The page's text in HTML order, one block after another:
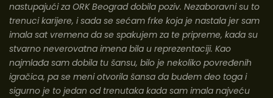
nastupajući za ORK Beograd dobila poziv. Nezaboravni su to
trenuci karijere, i sada se sećam frke koja je nastala jer sam
imala sat vremena da se spakujem za te pripreme, kada su
stvarno neverovatna imena bila u reprezentaciji. Kao
najmlađa sam dobila tu šansu, bilo je nekoliko povređenih
igračica, pa se meni otvorila šansa da budem deo toga i
sigurno je to jedan od trenutaka kada sam imala najveću